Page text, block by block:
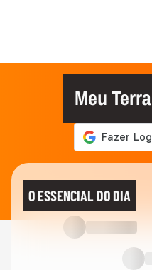
Meu Terra
O ESSENCIAL DO DIA